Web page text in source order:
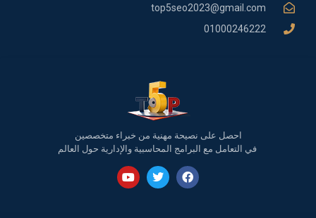
احصل على نصيحة مهنية من خبراء متخصصين
في التعامل مع البرامج المحاسبية والإدارية حول العالم
top5seo2023@gmail.com
01000246222